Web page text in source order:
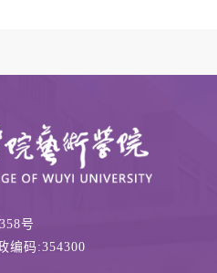
路358号
编码:354300